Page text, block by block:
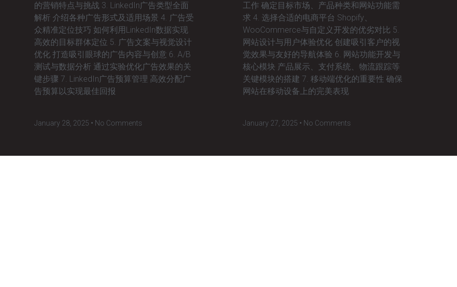
的营销特点与挑战 3. LinkedIn广告类型全面
解析 介绍各种广告形式及适用场景 4. 广告受
众精准定位技巧 如何利用LinkedIn数据实现
高效的目标群体定位 5. 广告文案与视觉设计
优化 打造吸引眼球的广告内容与创意 6. A/B
测试与数据分析 通过实验优化广告效果的关
键步骤 7. LinkedIn广告预算管理 高效分配广
告预算以实现最佳回报
January 28, 2025 No Comments
工作 确定目标市场、产品种类和网站功能需
求 4. 选择合适的电商平台 Shopify、
WooCommerce与自定义开发的优劣对比 5.
网站设计与用户体验优化 创建吸引客户的视
觉效果与友好的导航体验 6. 网站功能开发与
核心模块 产品展示、支付系统、物流跟踪等
关键模块的搭建 7. 移动端优化的重要性 确保
网站在移动设备上的完美表现
January 27, 2025 No Comments